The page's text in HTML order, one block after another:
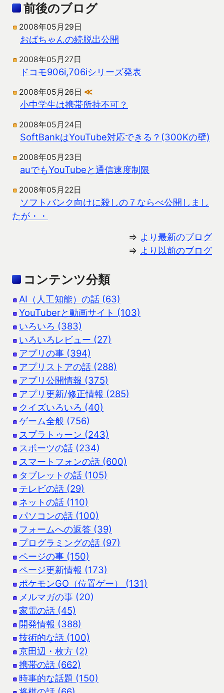
前後のブログ
2008年05月29日
おばちゃんの続脱出公開
2008年05月27日
ドコモ906i,706iシリーズ発表
2008年05月26日 ≪
小中学生は携帯所持不可？
2008年05月24日
SoftBankはYouTube対応できる？(300Kの壁)
2008年05月23日
auでもYouTubeと通信速度制限
2008年05月22日
ソフトバンク向けに殺しの７ならべ公開しまし
たが・・
⇒ より最新のブログ
⇒ より以前のブログ
コンテンツ分類
AI（人工知能）の話 (63)
YouTuberと動画サイト (103)
いろいろ (383)
いろいろレビュー (27)
アプリの事 (394)
アプリストアの話 (288)
アプリ公開情報 (375)
アプリ更新/修正情報 (285)
クイズいろいろ (40)
ゲーム全般 (756)
スプラトゥーン (243)
スポーツの話 (234)
スマートフォンの話 (600)
タブレットの話 (105)
テレビの話 (29)
ネットの話 (110)
パソコンの話 (100)
フォームへの返答 (39)
プログラミングの話 (97)
ページの事 (150)
ページ更新情報 (173)
ポケモンGO（位置ゲー） (131)
メルマガの事 (20)
家電の話 (45)
開発情報 (388)
技術的な話 (100)
京田辺・枚方 (2)
携帯の話 (662)
時事的な話題 (150)